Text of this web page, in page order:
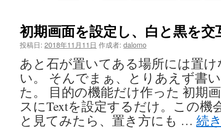
初期画面を設定し、白と黒を
投稿日: 2018年11月11日 作成者: dalomo
あと石が置いてある場所には置
い。 そんでまぁ、とりあえず書
た。 目的の機能だけ作った 初期
スにTextを設定するだけ。この機
と見てみたら、置き方にも … 続